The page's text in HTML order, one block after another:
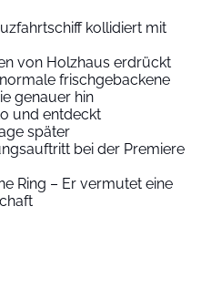
kollidiert mit
von Holzhaus erdrückt
frischgebackene
genauer hin
und entdeckt
später
bei der Premiere
Ring – Er vermutet eine